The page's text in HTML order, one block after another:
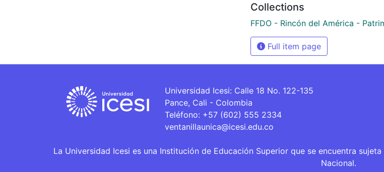
Collections
FFDO - Rincón del América -
Full item page
Universidad Icesi: Calle 18 No. 122-135
Pance, Cali - Colombia
Teléfono: +57 (602) 555 2334
ventanillaunica@icesi.edu.co
La Universidad Icesi es una Institución de Educación Superior que se encuentra
Nacional.